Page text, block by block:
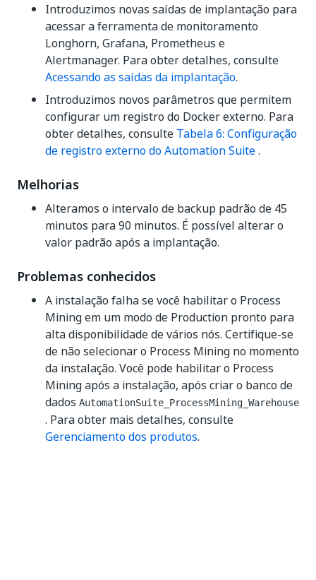
Introduzimos novas saídas de implantação para
acessar a ferramenta de monitoramento
Longhorn, Grafana, Prometheus e
Alertmanager. Para obter detalhes, consulte
Acessando as saídas da implantação.
Introduzimos novos parâmetros que permitem
configurar um registro do Docker externo. Para
obter detalhes, consulte Tabela 6: Configuração
de registro externo do Automation Suite.
Melhorias
Alteramos o intervalo de backup padrão de 45
minutos para 90 minutos. É possível alterar o
valor padrão após a implantação.
Problemas conhecidos
A instalação falha se você habilitar o Process
Mining em um modo de Production pronto para
alta disponibilidade de vários nós. Certifique-se
de não selecionar o Process Mining no momento
da instalação. Você pode habilitar o Process
Mining após a instalação, após criar o banco de
dados AutomationSuite_ProcessMining_Warehouse
. Para obter mais detalhes, consulte
Gerenciamento dos produtos.